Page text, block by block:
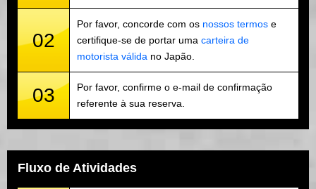
02
Por favor, concorde com os nossos termos e
certifique-se de portar uma carteira de
motorista válida no Japão.
03
Por favor, confirme o e-mail de confirmação
referente à sua reserva.
Fluxo de Atividades